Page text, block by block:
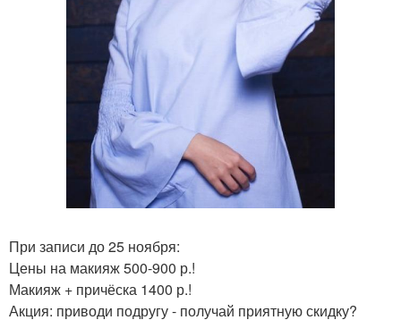
При записи до 25 ноября:
Цены на макияж 500-900 р.!
Макияж + причёска 1400 р.!
Акция: приводи подругу - получай приятную скидку?